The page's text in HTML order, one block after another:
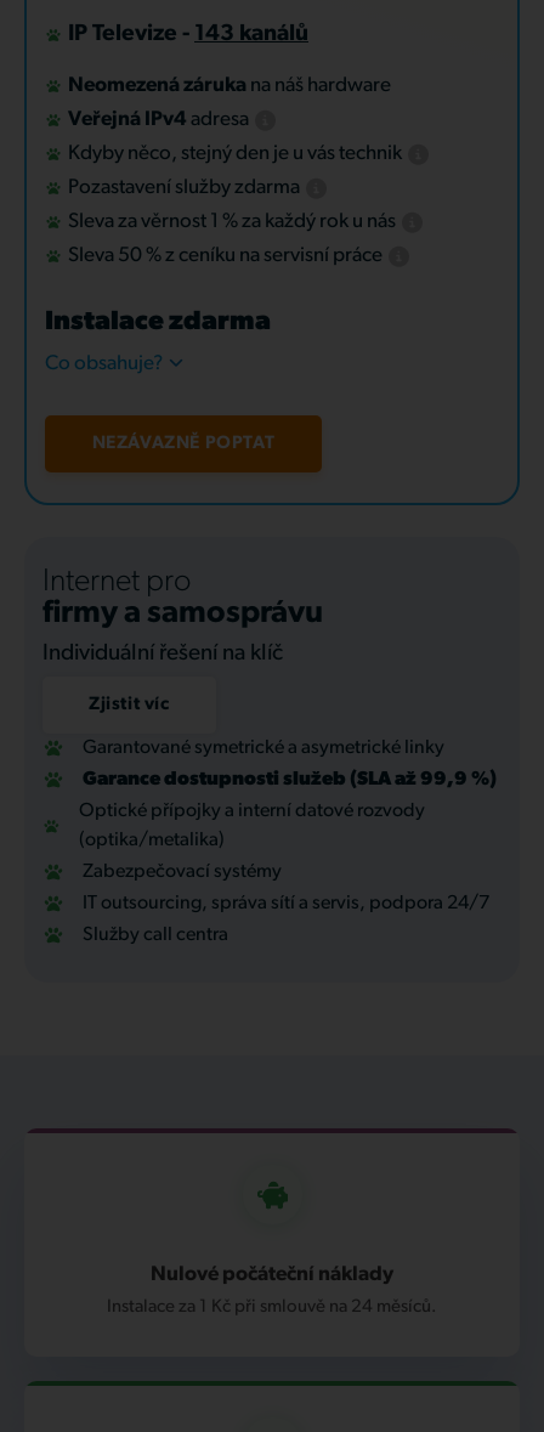
IP Televize - 143 kanálů
Neomezená záruka na náš hardware
Veřejná IPv4 adresa
Kdyby něco, stejný den je u vás technik
Pozastavení služby zdarma
Sleva za věrnost 1 % za každý rok u nás
Sleva 50 % z ceníku na servisní práce
Instalace zdarma
Co obsahuje?
NEZÁVAZNĚ POPTAT
Internet pro
firmy a samosprávu
Individuální řešení na klíč
Zjistit víc
Garantované symetrické a asymetrické linky
Garance dostupnosti služeb (SLA až 99,9 %)
Optické přípojky a interní datové rozvody
(optika/metalika)
Zabezpečovací systémy
IT outsourcing, správa sítí a servis, podpora 24/7
Služby call centra
Nulové počáteční náklady
Instalace za 1 Kč při smlouvě na 24 měsíců.